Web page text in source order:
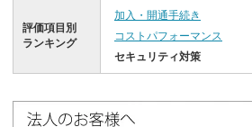
評価項目別
ランキング
加入・開通手続き
コストパフォーマンス
セキュリティ対策